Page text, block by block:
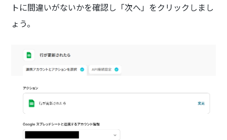
トに間違いがないかを確認し「次へ」をクリックしまし
ょう。